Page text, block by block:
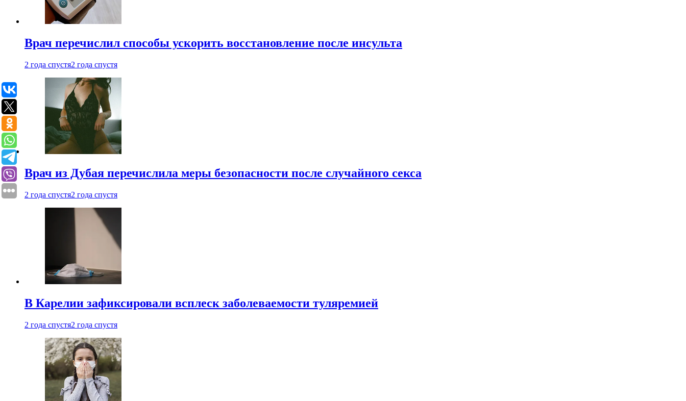
Врач перечислил способы ускорить восстановление после инсульта
2 года спустя2 года спустя
Врач из Дубая перечислила меры безопасности после случайного секса
2 года спустя2 года спустя
В Карелии зафиксировали всплеск заболеваемости туляремией
2 года спустя2 года спустя